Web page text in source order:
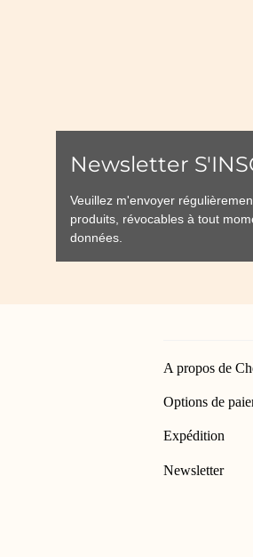
Newsletter
Veuillez m'envoyer
produits, révocables à tout
données
A propos de
Options de
Expédition
Newsletter